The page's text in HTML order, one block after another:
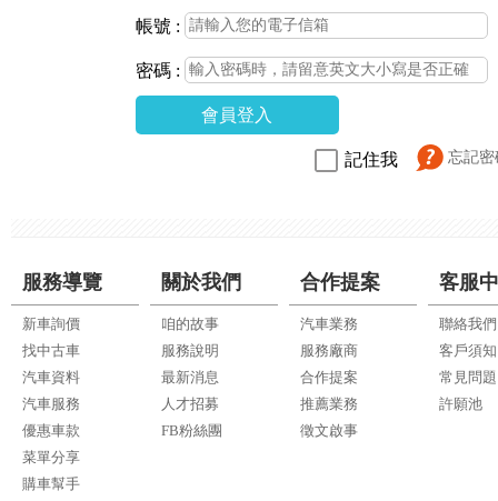
帳號 :
密碼 :
會員登入
忘記密
記住我
服務導覽
新車詢價
找中古車
汽車資料
汽車服務
優惠車款
菜單分享
購車幫手
關於我們
咱的故事
服務說明
最新消息
人才招募
FB粉絲團
合作提案
汽車業務
服務廠商
合作提案
推薦業務
徵文啟事
客服
聯絡我們
客戶須知
常見問題
許願池